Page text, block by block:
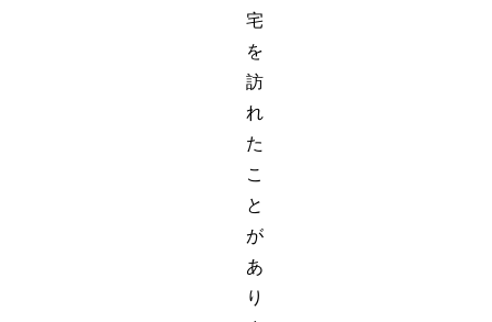
宅
を
訪
れ
た
こ
と
が
あ
り